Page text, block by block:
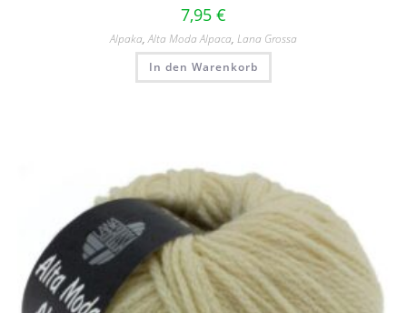
7,95 €
Alpaka,Alta Moda Alpaca, Lana Grossa
In den Warenkorb